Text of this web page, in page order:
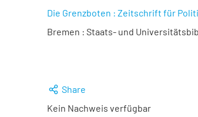
Die Grenzboten : Zeitschrift für
Bremen : Staats- und
Share
Kein Nachweis verfügbar